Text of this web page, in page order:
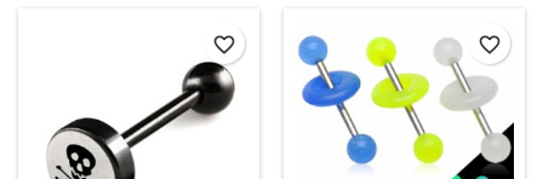
favorite_border favorite_border